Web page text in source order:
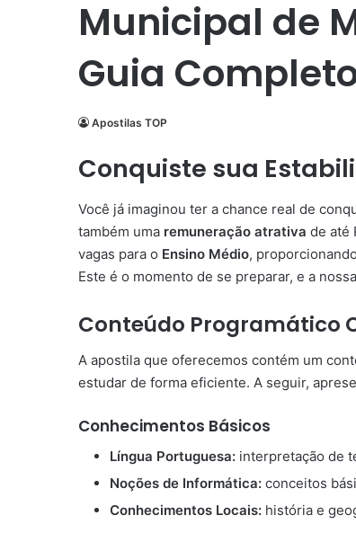
Municipal de
Guia
Apostilas TOP
Conquiste sua
Você já imaginou ter a chance real de
também uma remuneração atrativa de até
vagas para o Ensino Médio,
Este é o momento de se preparar, e a
Conteúdo Programático
A apostila que oferecemos contém um
estudar de forma eficiente. A seguir,
Conhecimentos Básicos
Língua Portuguesa: interpretação de
Noções de Informática: conceitos
Conhecimentos Locais: história e